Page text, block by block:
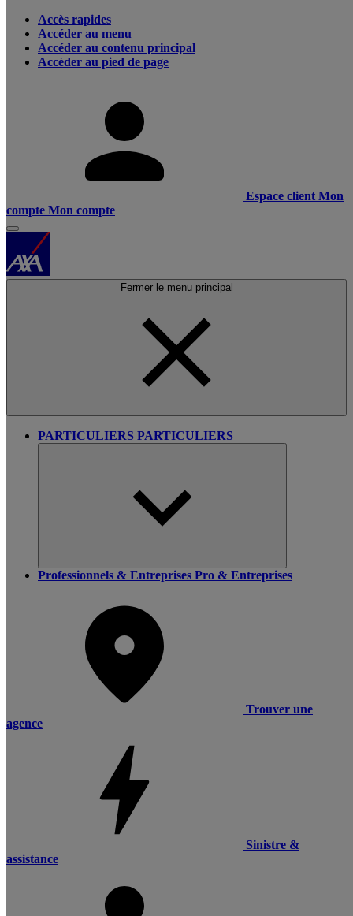
Accès rapides
Accéder au menu
Accéder au contenu principal
Accéder au pied de page
Espace client Mon
compte Mon compte
Fermer le menu principal
PARTICULIERS PARTICULIERS
Professionnels & Entreprises Pro & Entreprises
Trouver une
agence
Sinistre &
assistance